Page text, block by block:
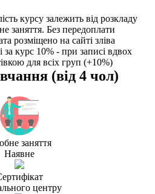
курсу залежить від розкладу
заняття. Без передоплати
розміщено на сайті зліва
за курс 10% - при записі вдвох
для всіх груп (+10%)
(вiд 4 чол)
заняття
Наявне
центру